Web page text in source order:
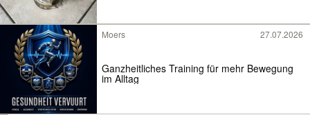
Moers 27.07.2026
Ganzheitliches Training für mehr Bewegung
im Alltag